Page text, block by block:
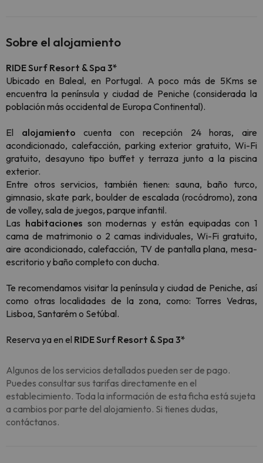
Sobre el alojamiento
RIDE Surf Resort & Spa 3*
Ubicado en Baleal, en Portugal. A poco más de 5Kms se
encuentra la península y ciudad de Peniche (considerada la
población más occidental de Europa Continental).
El alojamientocuenta con recepción 24 horas, aire
acondicionado, calefacción, parking exterior gratuito, Wi-Fi
gratuito, desayuno tipo buffet y terraza junto a la piscina
exterior.
Entre otros servicios, también tienen: sauna, baño turco,
gimnasio, skate park, boulder de escalada (rocódromo), zona
de volley, sala de juegos, parque infantil.
Las habitaciones son modernas y están equipadas con 1
cama de matrimonio o 2 camas individuales, Wi-Fi gratuito,
aire acondicionado, calefacción, TV de pantalla plana, mesa-
escritorio y baño completo con ducha.
Te recomendamos visitar la península y ciudad de Peniche, así
como otras localidades de la zona, como: Torres Vedras,
Lisboa, Santarém o Setúbal.
Reserva ya en el RIDE Surf Resort & Spa 3*
Algunos de los servicios detallados pueden ser de pago.
Puedes consultar sus tarifas directamente en el
establecimiento. Toda la información de esta ficha está sujeta
a cambios por parte del alojamiento. Si tienes dudas,
contáctanos.